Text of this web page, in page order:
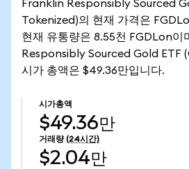
Franklin Responsibly Sourced
Tokenized)의 현재 가격은
현재 유통량은 8.55천 FGDLon이
Responsibly Sourced Gold ETF
시가 총액은 $49.36만입니다.
시가총액
$49.36만
거래량 (24시간)
$2.04만